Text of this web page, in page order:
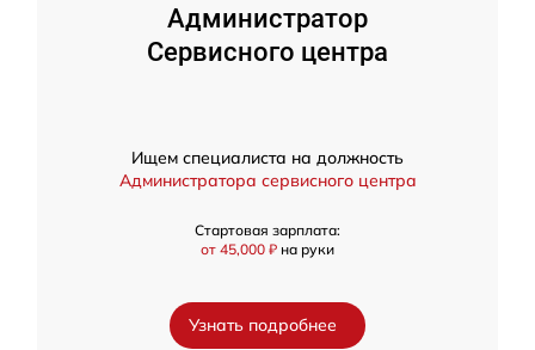
Администратор
Сервисного центра
Ищем специалиста на должность
Администратора сервисного центра
Стартовая зарплата:
от 45,000 ₽ на руки
Узнать подробнее